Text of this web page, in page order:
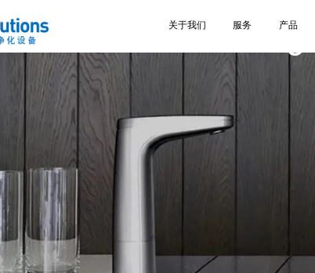
关于我们 服务 产品
5